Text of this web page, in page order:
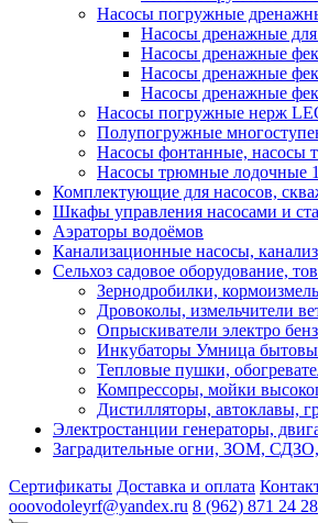
Насосы погружные
Насосы дренажные
Насосы дренажные
Насосы дренажные
Насосы дренажные
Насосы погружные нерж
Полупогружные
Насосы фонтанные, насосы
Насосы трюмные лодочные
Комплектующие для насосов,
Шкафы управления насосами и
Аэраторы водоёмов
Канализационные насосы,
Сельхоз садовое оборудование,
Зернодробилки,
Дровоколы, измельчители
Опрыскиватели электро
Инкубаторы Умница
Тепловые пушки,
Компрессоры, мойки
Дистилляторы, автоклавы,
Электростанции генераторы,
Заградительные огни, ЗОМ,
Сертификаты Доставка и оплата
ooovodoleyrf@yandex.ru 8 (962) 871 24 28